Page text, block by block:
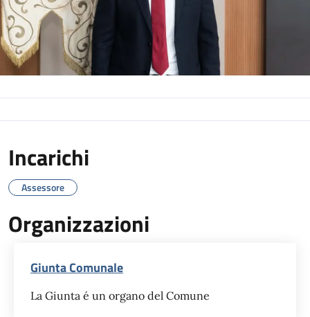
Incarichi
Assessore
Organizzazioni
Giunta Comunale
La Giunta é un organo del Comune